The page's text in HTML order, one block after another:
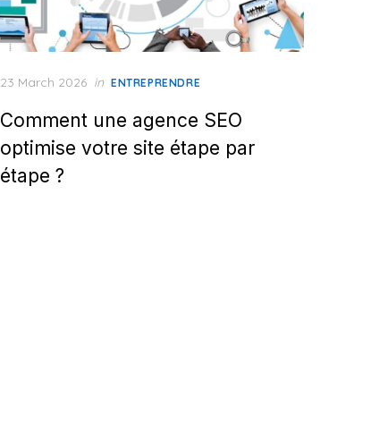
Posted
23 March 2026 in ENTREPRENDRE
Comment une agence SEO
optimise votre site étape par
étape ?